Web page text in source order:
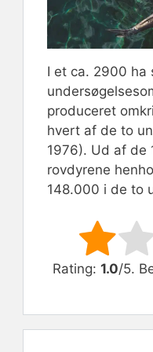
I et ca. 2900 ha
produceret
hvert af de to
1976). Ud af de
rovdyrene
148.000 i de to
Rate this item:
Rating: 1.0/5.